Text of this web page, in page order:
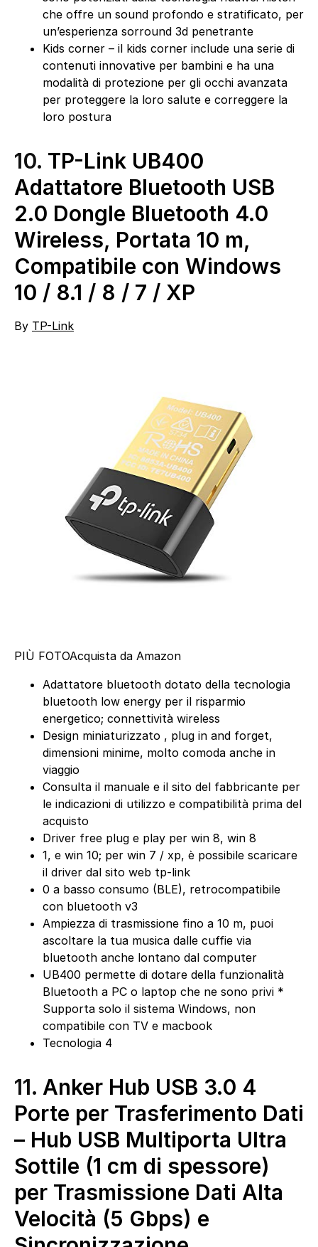
che offre un sound profondo e stratificato, per
un’esperienza sorround 3d penetrante
Kids corner – il kids corner include una serie di
contenuti innovative per bambini e ha una
modalità di protezione per gli occhi avanzata
per proteggere la loro salute e correggere la
loro postura
10. TP-Link UB400
Adattatore Bluetooth USB
2.0 Dongle Bluetooth 4.0
Wireless, Portata 10 m,
Compatibile con Windows
10 / 8.1 / 8 / 7 / XP
By TP-Link
PIÙ FOTOAcquista da Amazon
Adattatore bluetooth dotato della tecnologia
bluetooth low energy per il risparmio
energetico; connettività wireless
Design miniaturizzato , plug in and forget,
dimensioni minime, molto comoda anche in
viaggio
Consulta il manuale e il sito del fabbricante per
le indicazioni di utilizzo e compatibilità prima del
acquisto
Driver free plug e play per win 8, win 8
1, e win 10; per win 7 / xp, è possibile scaricare
il driver dal sito web tp-link
0 a basso consumo (BLE), retrocompatibile
con bluetooth v3
Ampiezza di trasmissione fino a 10 m, puoi
ascoltare la tua musica dalle cuffie via
bluetooth anche lontano dal computer
UB400 permette di dotare della funzionalità
Bluetooth a PC o laptop che ne sono privi *
Supporta solo il sistema Windows, non
compatibile con TV e macbook
Tecnologia 4
11. Anker Hub USB 3.0 4
Porte per Trasferimento Dati
– Hub USB Multiporta Ultra
Sottile (1 cm di spessore)
per Trasmissione Dati Alta
Velocità (5 Gbps) e